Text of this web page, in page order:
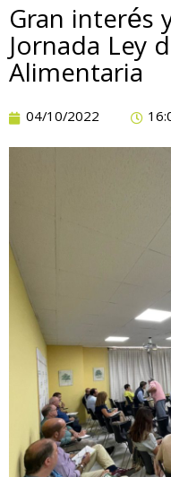
Gran interés
Jornada Ley
Alimentaria
04/10/2022